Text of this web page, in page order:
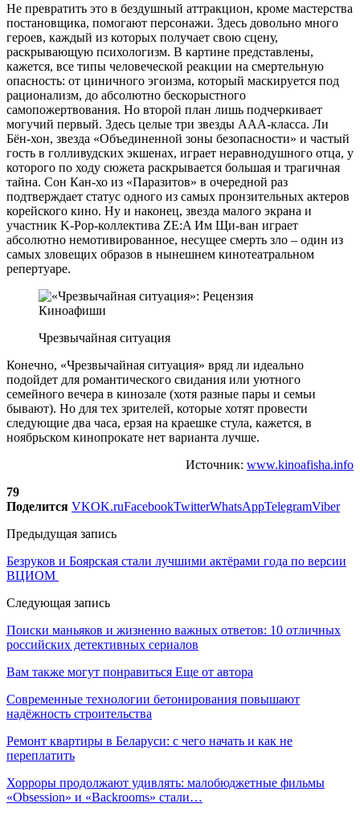
Не превратить это в бездушный аттракцион, кроме мастерства
постановщика, помогают персонажи. Здесь довольно много
героев, каждый из которых получает свою сцену,
раскрывающую психологизм. В картине представлены,
кажется, все типы человеческой реакции на смертельную
опасность: от циничного эгоизма, который маскируется под
рационализм, до абсолютно бескорыстного
самопожертвования. Но второй план лишь подчеркивает
могучий первый. Здесь целые три звезды AAA-класса. Ли
Бён-хон, звезда «Объединенной зоны безопасности» и частый
гость в голливудских экшенах, играет неравнодушного отца, у
которого по ходу сюжета раскрывается большая и трагичная
тайна. Сон Кан-хо из «Паразитов» в очередной раз
подтверждает статус одного из самых пронзительных актеров
корейского кино. Ну и наконец, звезда малого экрана и
участник K-Pop-коллектива ZE:A Им Щи-ван играет
абсолютно немотивированное, несущее смерть зло – один из
самых зловещих образов в нынешнем кинотеатральном
репертуаре.
Чрезвычайная ситуация
Конечно, «Чрезвычайная ситуация» вряд ли идеально
подойдет для романтического свидания или уютного
семейного вечера в кинозале (хотя разные пары и семьи
бывают). Но для тех зрителей, которые хотят провести
следующие два часа, ерзая на краешке стула, кажется, в
ноябрьском кинопрокате нет варианта лучше.
Источник: www.kinoafisha.info
79
Поделится VKOK.ruFacebookTwitterWhatsAppTelegramViber
Предыдущая запись
Безруков и Боярская стали лучшими актёрами года по версии
ВЦИОМ
Следующая запись
Поиски маньяков и жизненно важных ответов: 10 отличных
российских детективных сериалов
Вам также могут понравиться Еще от автора
Современные технологии бетонирования повышают
надёжность строительства
Ремонт квартиры в Беларуси: с чего начать и как не
переплатить
Хорроры продолжают удивлять: малобюджетные фильмы
«Obsession» и «Backrooms» стали…